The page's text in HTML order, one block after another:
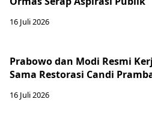
16 Juli 2026
Prabowo dan Modi Resmi
Sama Restorasi Candi
16 Juli 2026